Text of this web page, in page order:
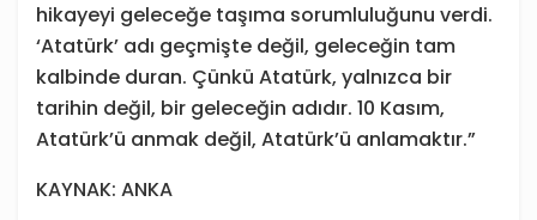
hikayeyi geleceğe taşıma sorumluluğunu verdi.
‘Atatürk’ adı geçmişte değil, geleceğin tam
kalbinde duran. Çünkü Atatürk, yalnızca bir
tarihin değil, bir geleceğin adıdır. 10 Kasım,
Atatürk’ü anmak değil, Atatürk’ü anlamaktır.”
KAYNAK: ANKA